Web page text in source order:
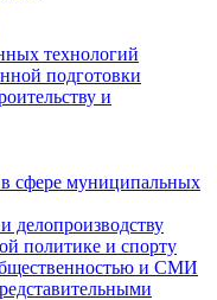
технологий
подготовки
и
сфере муниципальных
делопроизводству
политике и спорту
и СМИ